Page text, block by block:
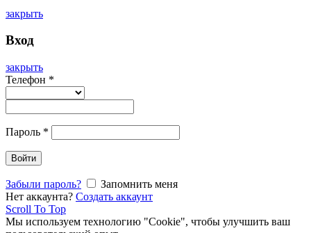
закрыть
Вход
закрыть
Телефон *
Пароль *
Войти
Забыли пароль?
Запомнить меня
Нет аккаунта? Создать аккаунт
Scroll To Top
Мы используем технологию "Cookie", чтобы улучшить ваш